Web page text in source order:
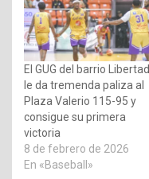
El GUG del barrio Libertad
le da tremenda paliza al
Plaza Valerio 115-95 y
consigue su primera
victoria
8 de febrero de 2026
En «Baseball»